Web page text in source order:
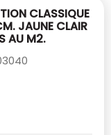
CLASSIQUE
JAUNE CLAIR
AU M2.